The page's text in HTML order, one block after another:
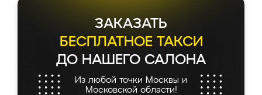
ЗАКАЗАТЬ
БЕСПЛАТНОЕ ТАКСИ
ДО НАШЕГО САЛОНА
Из любой точки Москвы и
Московской области!